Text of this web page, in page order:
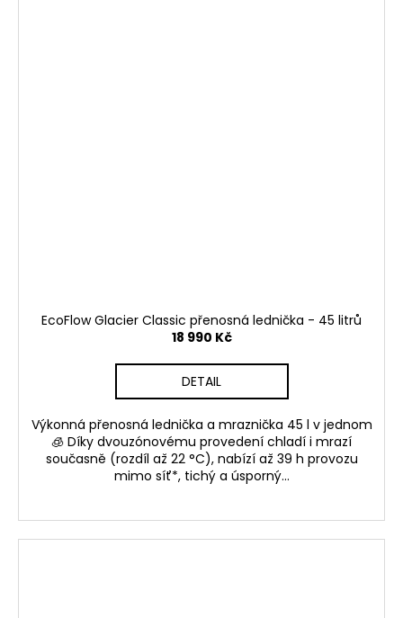
EcoFlow Glacier Classic přenosná lednička - 45 litrů
18 990 Kč
DETAIL
Výkonná přenosná lednička a mraznička 45 l v jednom
🧊 Díky dvouzónovému provedení chladí i mrazí
současně (rozdíl až 22 °C), nabízí až 39 h provozu
mimo síť*, tichý a úsporný...